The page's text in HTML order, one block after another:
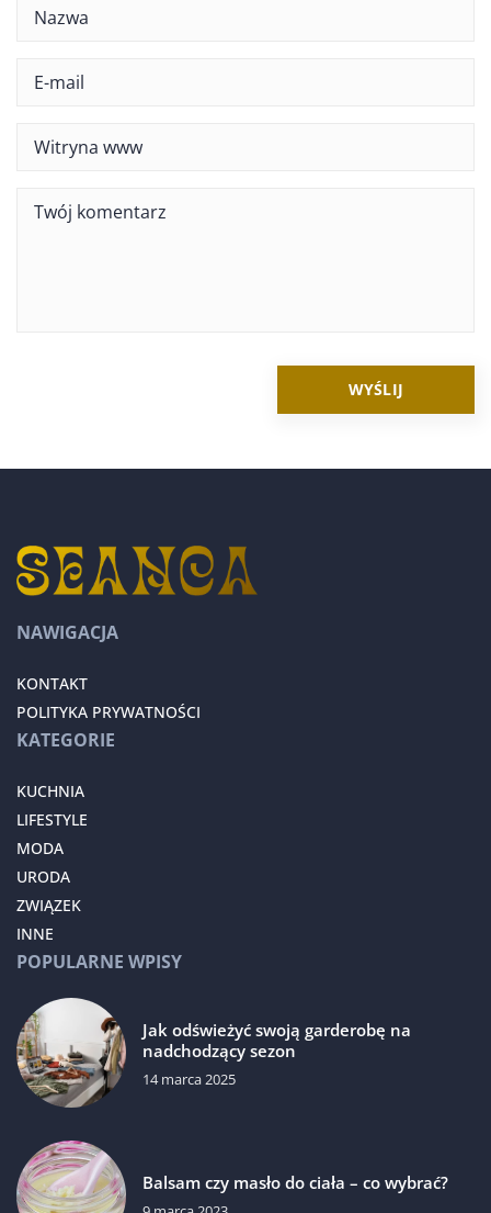
NAWIGACJA
KONTAKT
POLITYKA PRYWATNOŚCI
KATEGORIE
KUCHNIA
LIFESTYLE
MODA
URODA
ZWIĄZEK
INNE
POPULARNE WPISY
Jak odświeżyć swoją garderobę na
nadchodzący sezon
14 marca 2025
Balsam czy masło do ciała – co wybrać?